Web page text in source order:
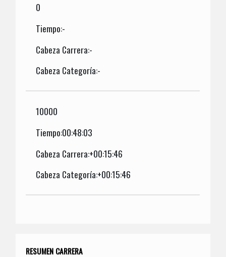
0
Tiempo:-
Cabeza Carrera:-
Cabeza Categoría:-
10000
Tiempo:00:48:03
Cabeza Carrera:+00:15:46
Cabeza Categoría:+00:15:46
RESUMEN CARRERA